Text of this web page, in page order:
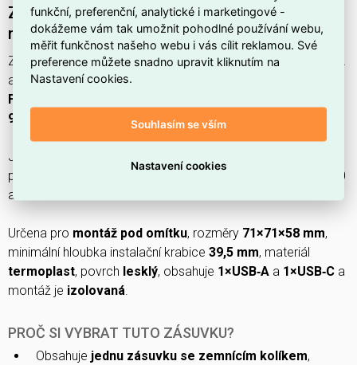
Zásuvka ABB FUTURE LINEAR s kolíkem,
nabíjení USB-A, USB-C, studio bílá
ZásuvkaABB FUTURE LINEARs kolíkem a nabíjením
USB‑A
a
USB‑C(EAN:4011395329597
Future linear
9016)
Jedná se o
proudem
IP20
a mechanickou ochranou
Určena pro montáž pod omítku, rozměry 71×71×58 mm,
minimální hloubka instalační krabice 39,5 mm, materiál
termoplast, povrch lesklý, obsahuje 1×USB‑A a 1×USB‑C a
montáž je izolovaná.
PROČ SI VYBRAT TUTO ZÁSUVKU?
Obsahuje jednu zásuvku se zemnícím kolíkem,
funkční, preferenční, analytické i marketingové -
dokážeme vám tak umožnit pohodlné používání webu,
měřit funkčnost našeho webu i vás cílit reklamou. Své
preference můžete snadno upravit kliknutím na
Nastavení cookies.
Souhlasím se vším
Nastavení cookies